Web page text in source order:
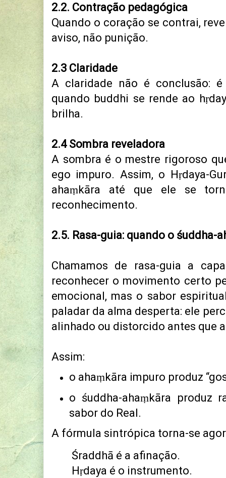
2.2. Contração pedagógica
Quando o coração se contrai,
aviso, não punição.
2.3 Claridade
A claridade não é conclusão:
quando buddhi se rende ao
brilha.
2.4 Sombra reveladora
A sombra é o mestre rigoroso
ego impuro. Assim, o Hṛdaya-
ahaṃkāra até que ele se
reconhecimento.
2.5. Rasa-guia: quando o śuddha-
Chamamos de rasa-guia a
reconhecer o movimento certo
emocional, mas o sabor
paladar da alma desperta: ele
alinhado ou distorcido antes que
Assim:
o ahaṃkāra impuro produz
o śuddha-ahaṃkāra produz
sabor do Real.
A fórmula sintrópica torna-se
Śraddhā é a afinação.
Hṛdaya é o instrumento.